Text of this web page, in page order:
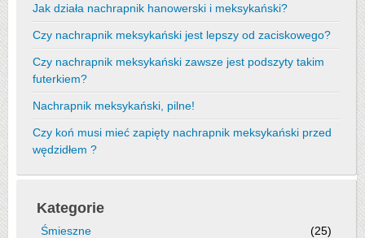
Jak działa nachrapnik hanowerski i meksykański?
Czy nachrapnik meksykański jest lepszy od zaciskowego?
Czy nachrapnik meksykański zawsze jest podszyty takim
futerkiem?
Nachrapnik meksykański, pilne!
Czy koń musi mieć zapięty nachrapnik meksykański przed
wędzidłem ?
Kategorie
Śmieszne
(25)